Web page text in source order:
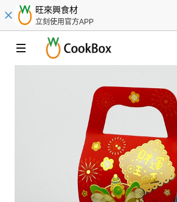
旺來興食材
立刻使用官方APP